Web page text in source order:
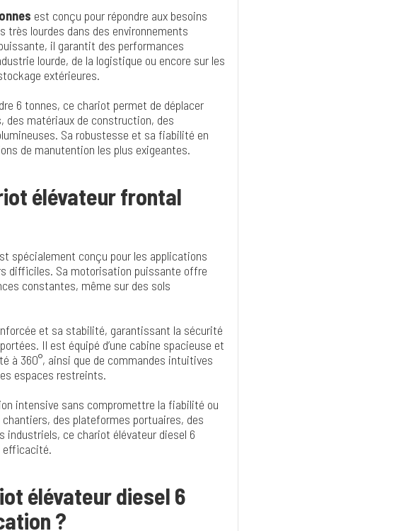
est conçu pour répondre aux besoins
très lourdes dans des environnements
il garantit des performances
lourde, de la logistique ou encore sur les
extérieures.
6 tonnes, ce chariot permet de déplacer
matériaux de construction, des
Sa robustesse et sa fiabilité en
de manutention les plus exigeantes.
élévateur frontal
spécialement conçu pour les applications
difficiles. Sa motorisation puissante offre
constantes, même sur des sols
et sa stabilité, garantissant la sécurité
Il est équipé d’une cabine spacieuse et
à 360°, ainsi que de commandes intuitives
espaces restreints.
intensive sans compromettre la fiabilité ou
des plateformes portuaires, des
industriels, ce chariot élévateur diesel 6
efficacité.
élévateur diesel 6
?